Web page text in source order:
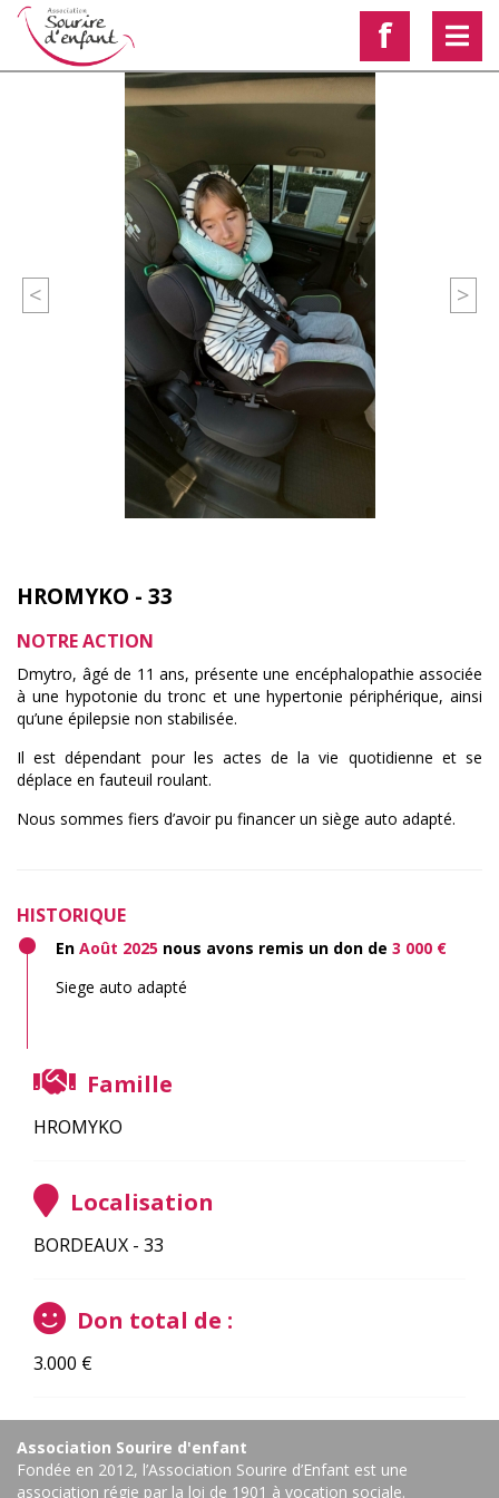
f
< >
HROMYKO - 33
NOTRE ACTION
Dmytro, âgé de 11 ans, présente une encéphalopathie associée
à une hypotonie du tronc et une hypertonie périphérique, ainsi
qu’une épilepsie non stabilisée.
Il est dépendant pour les actes de la vie quotidienne et se
déplace en fauteuil roulant.
Nous sommes fiers d’avoir pu financer un siège auto adapté.
HISTORIQUE
En Août 2025 nous avons remis un don de 3 000 €
Siege auto adapté
Famille
HROMYKO
Localisation
BORDEAUX - 33
Don total de :
3.000 €
Association Sourire d'enfant
Fondée en 2012, l’Association Sourire d’Enfant est une
association régie par la loi de 1901 à vocation sociale.